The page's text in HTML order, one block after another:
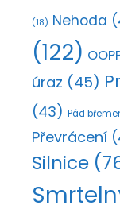
(18) Nehoda
(122)
úraz (45)
(43) Pád
Převrácení
Silnice